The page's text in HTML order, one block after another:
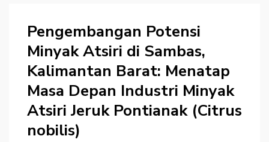
Pengembangan Potensi
Minyak Atsiri di Sambas,
Kalimantan Barat: Menatap
Masa Depan Industri Minyak
Atsiri Jeruk Pontianak (Citrus
nobilis)